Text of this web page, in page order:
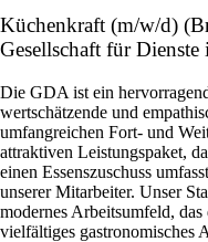
Küchenkraft (m/w/d)
Gesellschaft für
Die GDA ist ein
wertschätzende und
umfangreichen Fort- und
attraktiven Leistungspaket,
einen Essenszuschuss
unserer Mitarbeiter. Unser
modernes Arbeitsumfeld,
vielfältiges gastronomisches